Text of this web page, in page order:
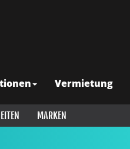
Vermietung
MARKEN